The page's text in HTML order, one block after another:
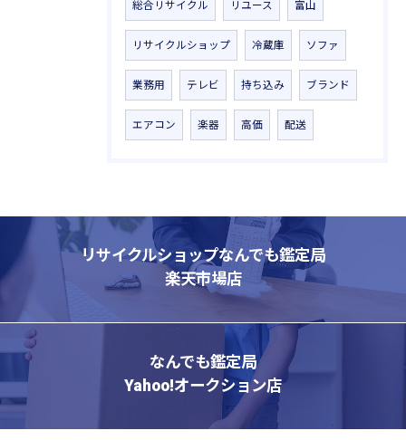
総合リサイクル リユース 富山
リサイクルショップ 冷蔵庫 ソファ
業務用 テレビ 持ち込み ブランド
エアコン 楽器 高価 配送
リサイクルショップなんでも鑑定局
楽天市場店
なんでも鑑定局
Yahoo!オークション店